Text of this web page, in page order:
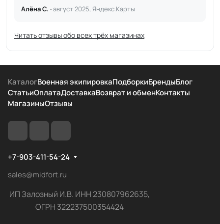
Алёна С. ·август 2025, Яндекс.Карты
Читать отзывы обо всех трёх магазинах
КаталогВоенная экипировкаПодборкиБрендыБлог
СтатьиОплатаДоставкаВозврат и обменКонтакты
МагазиныОтзывы
+7-903-411-54-24
sales@midfort.ru
ИП Залозный И.В. ИНН 230807962635,
ОГРН 322237500354424